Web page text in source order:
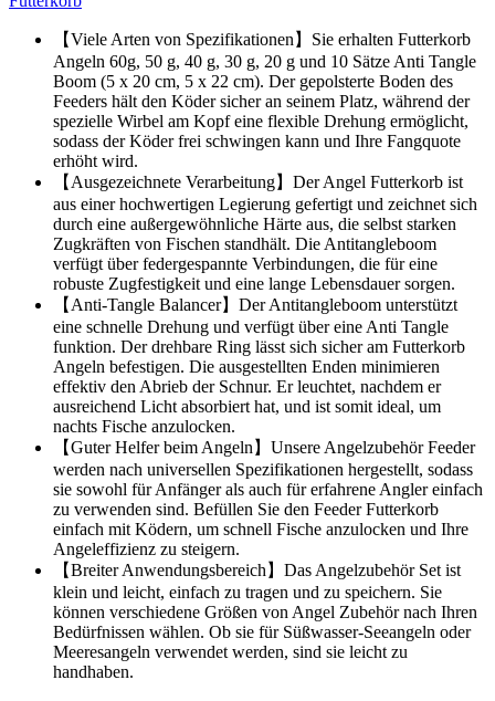
【Viele Arten von Spezifikationen】Sie erhalten Futterkorb
Angeln 60g, 50 g, 40 g, 30 g, 20 g und 10 Sätze Anti Tangle
Boom (5 x 20 cm, 5 x 22 cm). Der gepolsterte Boden des
Feeders hält den Köder sicher an seinem Platz, während der
spezielle Wirbel am Kopf eine flexible Drehung ermöglicht,
sodass der Köder frei schwingen kann und Ihre Fangquote
erhöht wird.
【Ausgezeichnete Verarbeitung】Der Angel Futterkorb ist
aus einer hochwertigen Legierung gefertigt und zeichnet sich
durch eine außergewöhnliche Härte aus, die selbst starken
Zugkräften von Fischen standhält. Die Antitangleboom
verfügt über federgespannte Verbindungen, die für eine
robuste Zugfestigkeit und eine lange Lebensdauer sorgen.
【Anti-Tangle Balancer】Der Antitangleboom unterstützt
eine schnelle Drehung und verfügt über eine Anti Tangle
funktion. Der drehbare Ring lässt sich sicher am Futterkorb
Angeln befestigen. Die ausgestellten Enden minimieren
effektiv den Abrieb der Schnur. Er leuchtet, nachdem er
ausreichend Licht absorbiert hat, und ist somit ideal, um
nachts Fische anzulocken.
【Guter Helfer beim Angeln】Unsere Angelzubehör Feeder
werden nach universellen Spezifikationen hergestellt, sodass
sie sowohl für Anfänger als auch für erfahrene Angler einfach
zu verwenden sind. Befüllen Sie den Feeder Futterkorb
einfach mit Ködern, um schnell Fische anzulocken und Ihre
Angeleffizienz zu steigern.
【Breiter Anwendungsbereich】Das Angelzubehör Set ist
klein und leicht, einfach zu tragen und zu speichern. Sie
können verschiedene Größen von Angel Zubehör nach Ihren
Bedürfnissen wählen. Ob sie für Süßwasser-Seeangeln oder
Meeresangeln verwendet werden, sind sie leicht zu
handhaben.